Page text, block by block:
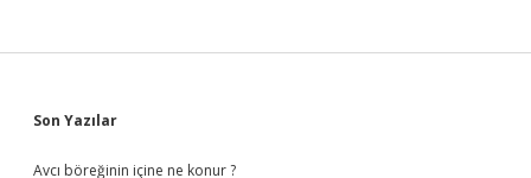
Sidebar
Son Yazılar
Avcı böreğinin içine ne konur ?